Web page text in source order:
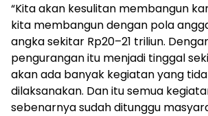
“Kita akan kesulitan membangun
kita membangun dengan pola
angka sekitar Rp20–21 triliun.
pengurangan itu menjadi tinggal
akan ada banyak kegiatan yang
dilaksanakan. Dan itu semua
sebenarnya sudah ditunggu